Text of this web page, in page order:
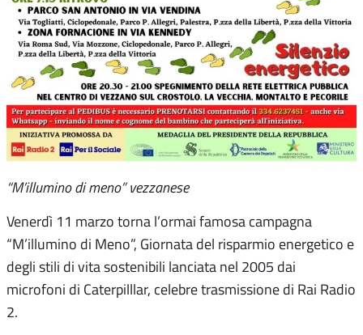
“M’illumino di meno” vezzanese
Venerdì 11 marzo torna l’ormai famosa campagna
“M’illumino di Meno”, Giornata del risparmio energetico e
degli stili di vita sostenibili lanciata nel 2005 dai
microfoni di Caterpilllar, celebre trasmissione di Rai Radio
2.